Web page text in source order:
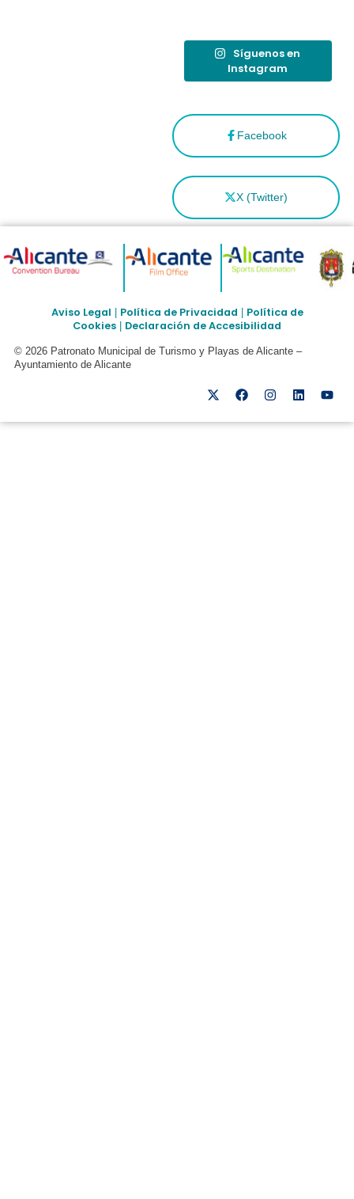
Facebook
X (Twitter)
Síguenos en
Instagram
Aviso Legal Política de Privacidad
Política de
Cookies
Declaración de Accesibilidad
© 2026 Patronato Municipal de Turismo y Playas de Alicante –
Ayuntamiento de Alicante